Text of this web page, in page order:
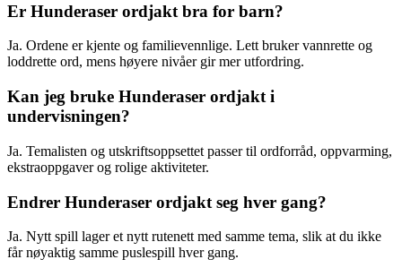
Er Hunderaser ordjakt bra for barn?
Ja. Ordene er kjente og familievennlige. Lett bruker vannrette og
loddrette ord, mens høyere nivåer gir mer utfordring.
Kan jeg bruke Hunderaser ordjakt i
undervisningen?
Ja. Temalisten og utskriftsoppsettet passer til ordforråd, oppvarming,
ekstraoppgaver og rolige aktiviteter.
Endrer Hunderaser ordjakt seg hver gang?
Ja. Nytt spill lager et nytt rutenett med samme tema, slik at du ikke
får nøyaktig samme puslespill hver gang.